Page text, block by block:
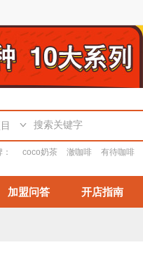
coco奶茶 澈咖啡 有待咖啡
加盟问答 开店指南